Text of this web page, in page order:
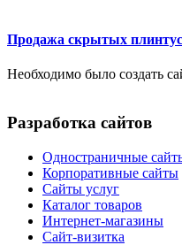
Продажа скрытых
Необходимо было создать
Разработка сайтов
Одностраничные
Корпоративные сайты
Сайты услуг
Каталог товаров
Интернет-магазины
Сайт-визитка